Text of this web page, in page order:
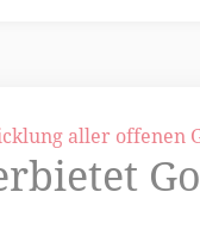
aller offenen